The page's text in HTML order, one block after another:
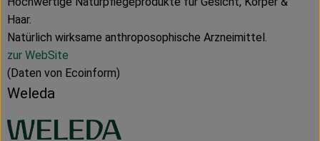
Haar.
Natürlich wirksame anthroposophische Arzneimittel.
zur WebSite
(Daten von Ecoinform)
Weleda